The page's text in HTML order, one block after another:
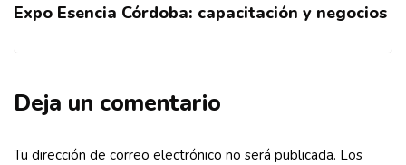
Expo Esencia Córdoba: capacitación y negocios
Deja un comentario
Tu dirección de correo electrónico no será publicada. Los